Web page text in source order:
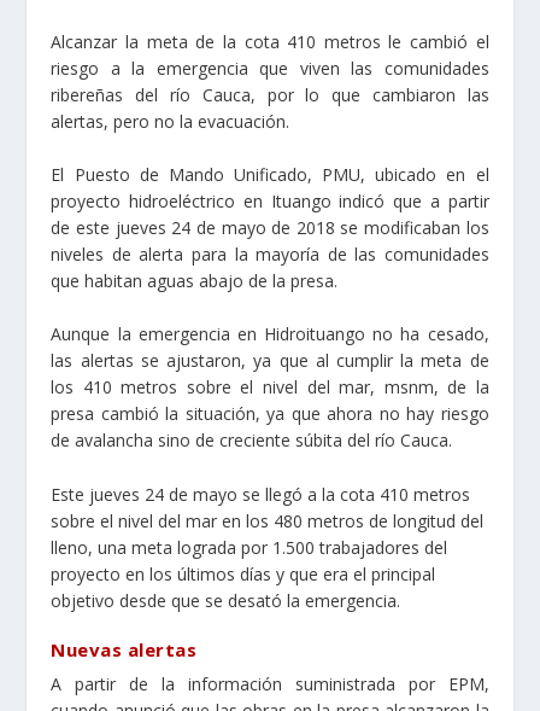
Alcanzar la meta de la cota 410 metros le cambió el
riesgo a la emergencia que viven las comunidades
ribereñas del río Cauca, por lo que cambiaron las
alertas, pero no la evacuación.
El Puesto de Mando Unificado, PMU, ubicado en el
proyecto hidroeléctrico en Ituango indicó que a partir
de este jueves 24 de mayo de 2018 se modificaban los
niveles de alerta para la mayoría de las comunidades
que habitan aguas abajo de la presa.
Aunque la emergencia en Hidroituango no ha cesado,
las alertas se ajustaron, ya que al cumplir la meta de
los 410 metros sobre el nivel del mar, msnm, de la
presa cambió la situación, ya que ahora no hay riesgo
de avalancha sino de creciente súbita del río Cauca.
Este jueves 24 de mayo se llegó a la cota 410 metros
sobre el nivel del mar en los 480 metros de longitud del
lleno, una meta lograda por 1.500 trabajadores del
proyecto en los últimos días y que era el principal
objetivo desde que se desató la emergencia.
Nuevas alertas
A partir de la información suministrada por EPM,